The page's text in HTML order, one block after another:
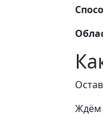
Ждём